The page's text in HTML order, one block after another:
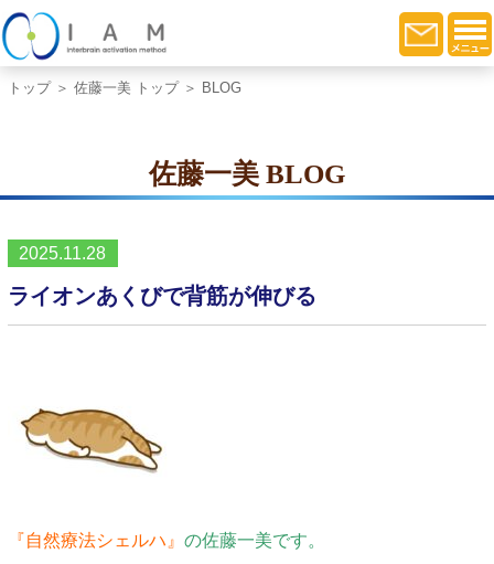
トップ＞ 佐藤一美 トップ＞ BLOG
佐藤一美 BLOG
2025.11.28
ライオンあくびで背筋が伸びる
『自然療法シェルハ』 の佐藤一美です。